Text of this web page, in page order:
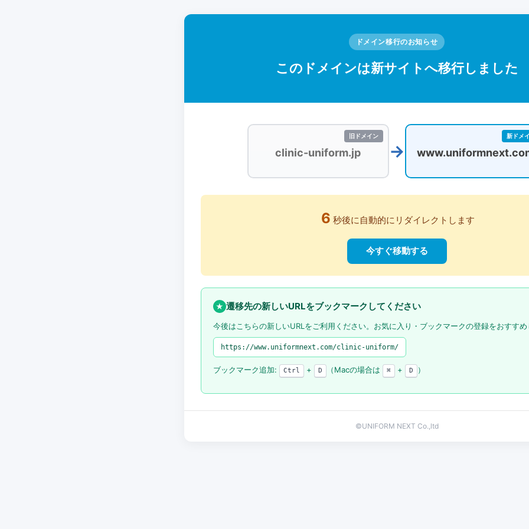
ドメイン移行のお知らせ
このドメインは新サイトへ移行しました
clinic-uniform.jp →
6 秒後に自動的にリダイレクトします
今すぐ移動する
★ 遷移先の新しいURLをブックマークしてください
今後はこちらの新しいURLをご利用ください。お気に入り・ブックマークの登録をおすす
https://www.uniformnext.com/clinic-uniform/
ブックマーク追加: Ctrl + D （Macの場合は ⌘ + D ）
©UNIFORM NEXT Co.,ltd